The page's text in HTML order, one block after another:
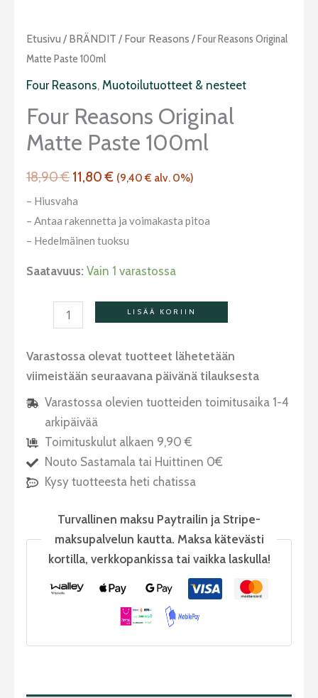
Etusivu / BRÄNDIT / Four Reasons / Four Reasons Original
Matte Paste 100ml
Four Reasons, Muotoilutuotteet & nesteet
Four Reasons Original
Matte Paste 100ml
18,90€
Alkuperäinen
hinta
11,80€
Nykyinen
on:
(9,40€ alv. 0%)
– Hiusvaha
– Antaa rakennetta ja voimakasta pitoa
– Hedelmäinen tuoksu
Saatavuus: Vain 1 varastossa
Four
Reasons
Original
Paste
100ml
LISÄÄ KORIIN
Varastossa olevat tuotteet lähetetään
viimeistään seuraavana päivänä tilauksesta
Varastossa olevien tuotteiden toimitusaika 1-4
arkipäivää
Toimituskulut alkaen 9,90 €
Nouto Sastamala tai Huittinen 0€
Kysy tuotteesta heti chatissa
Turvallinen maksu Paytrailin ja Stripe-
maksupalvelun kautta. Maksa kätevästi
kortilla, verkkopankissa tai vaikka laskulla!